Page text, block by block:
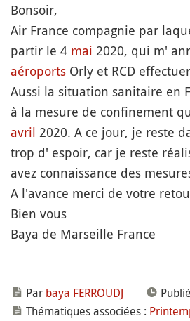
Bonsoir,
Air France compagnie par
partir le 4 mai 2020, qui m'
aéroports Orly et RCD
Aussi la situation sanitaire en
à la mesure de confinement
avril 2020. A ce jour, je reste
trop d' espoir, car je reste
avez connaissance des
A l'avance merci de votre
Bien vous
Baya de Marseille France
Par baya FERROUDJ
Thématiques associées :